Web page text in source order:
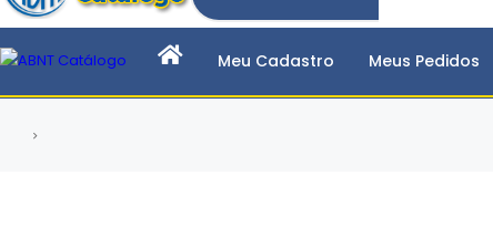
Meu Cadastro Meus Pedidos